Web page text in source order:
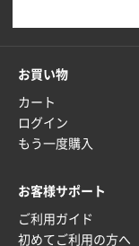
ワンポイン
2025年12月22
神奈川県S社様
2025年12月16
短納期対応が
お買い物
カート
ログイン
もう一度購入
お客様サポート
ご利用ガイド
初めてご利用の方へ